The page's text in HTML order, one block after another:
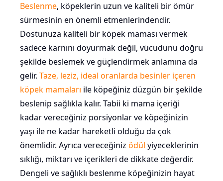
Beslenme, köpeklerin uzun ve kaliteli bir ömür
sürmesinin en önemli etmenlerindendir.
Dostunuza kaliteli bir köpek maması vermek
sadece karnını doyurmak değil, vücudunu doğru
şekilde beslemek ve güçlendirmek anlamına da
gelir. Taze, leziz, ideal oranlarda besinler içeren
köpek mamaları ile köpeğiniz düzgün bir şekilde
beslenip sağlıkla kalır. Tabii ki mama içeriği
kadar vereceğiniz porsiyonlar ve köpeğinizin
yaşı ile ne kadar hareketli olduğu da çok
önemlidir. Ayrıca vereceğiniz ödül yiyeceklerinin
sıklığı, miktarı ve içerikleri de dikkate değerdir.
Dengeli ve sağlıklı beslenme köpeğinizin hayat